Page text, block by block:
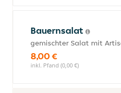
Bauernsalat
gemischter Salat mit
8,00 €
inkl. Pfand (0,00 €)